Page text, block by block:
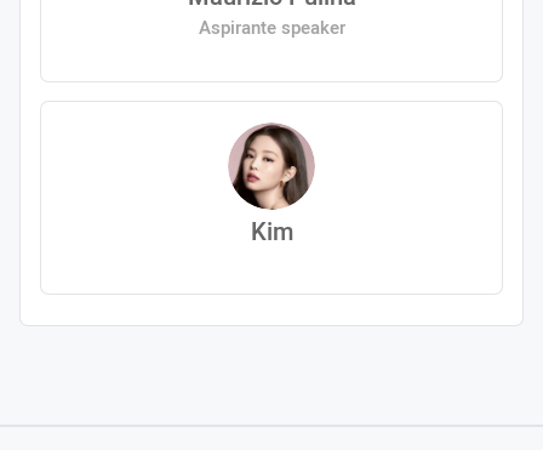
Aspirante speaker
Kim